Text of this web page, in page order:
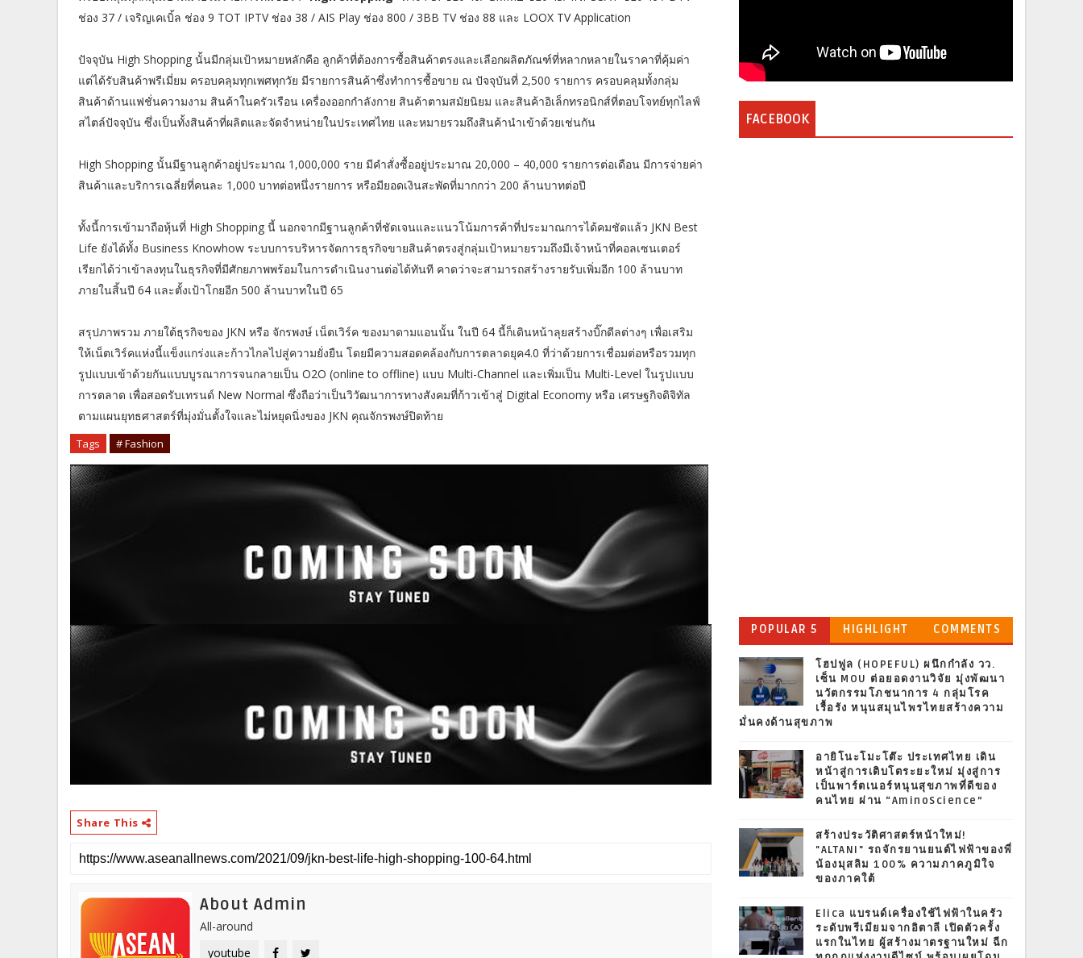
ช่อง 37 / เจริญเคเบิ้ล ช่อง 9 TOT IPTV ช่อง 38 / AIS Play ช่อง 800 / 3BB TV ช่อง 88 และ LOOX TV Application
ปัจจุบัน High Shopping นั้นมีกลุ่มเป้าหมายหลักคือ ลูกค้าที่ต้องการซื้อสินค้าตรงและเลือกผลิตภัณฑ์ที่หลากหลายในราคาที่คุ้มค่า
แต่ได้รับสินค้าพรีเมี่ยม ครอบคลุมทุกเพศทุกวัย มีรายการสินค้าซึ่งทำการซื้อขาย ณ ปัจจุบันที่ 2,500 รายการ ครอบคลุมทั้งกลุ่ม
สินค้าด้านแฟชั่นความงาม สินค้าในครัวเรือน เครื่องออกกำลังกาย สินค้าตามสมัยนิยม และสินค้าอิเล็กทรอนิกส์ที่ตอบโจทย์ทุกไลฟ์
สไตล์ปัจจุบัน ซึ่งเป็นทั้งสินค้าที่ผลิตและจัดจำหน่ายในประเทศไทย และหมายรวมถึงสินค้านำเข้าด้วยเช่นกัน
High Shopping นั้นมีฐานลูกค้าอยู่ประมาณ 1,000,000 ราย มีคำสั่งซื้ออยู่ประมาณ 20,000 – 40,000 รายการต่อเดือน มีการจ่ายค่า
สินค้าและบริการเฉลี่ยที่คนละ 1,000 บาทต่อหนึ่งรายการ หรือมียอดเงินสะพัดที่มากกว่า 200 ล้านบาทต่อปี
ทั้งนี้การเข้ามาถือหุ้นที่ High Shopping นี้ นอกจากมีฐานลูกค้าที่ชัดเจนและแนวโน้มการค้าที่ประมาณการได้คมชัดแล้ว JKN Best
Life ยังได้ทั้ง Business Knowhow ระบบการบริหารจัดการธุรกิจขายสินค้าตรงสู่กลุ่มเป้าหมายรวมถึงมีเจ้าหน้าที่คอลเซนเตอร์
เรียกได้ว่าเข้าลงทุนในธุรกิจที่มีศักยภาพพร้อมในการดำเนินงานต่อได้ทันที คาดว่าจะสามารถสร้างรายรับเพิ่มอีก 100 ล้านบาท
ภายในสิ้นปี 64 และตั้งเป้าโกยอีก 500 ล้านบาทในปี 65
สรุปภาพรวม ภายใต้ธุรกิจของ JKN หรือ จักรพงษ์ เน็ตเวิร์ค ของมาดามแอนนั้น ในปี 64 นี้ก็เดินหน้าลุยสร้างบิ๊กดีลต่างๆ เพื่อเสริม
ให้เน็ตเวิร์คแห่งนี้แข็งแกร่งและก้าวไกลไปสู่ความยั่งยืน โดยมีความสอดคล้องกับการตลาดยุค4.0 ที่ว่าด้วยการเชื่อมต่อหรือรวมทุก
รูปแบบเข้าด้วยกันแบบบูรณาการจนกลายเป็น O2O (online to offline) แบบ Multi-Channel และเพิ่มเป็น Multi-Level ในรูปแบบ
การตลาด เพื่อสอดรับเทรนด์ New Normal ซึ่งถือว่าเป็นวิวัฒนาการทางสังคมที่ก้าวเข้าสู่ Digital Economy หรือ เศรษฐกิจดิจิทัล
ตามแผนยุทธศาสตร์ที่มุ่งมั่นตั้งใจและไม่หยุดนิ่งของ JKN คุณจักรพงษ์ปิดท้าย
Tags # Fashion
Share This
About Admin
All-around
youtube
FACEBOOK
POPULAR 5 HIGHLIGHT COMMENTS
โฮปฟูล (HOPEFUL) ผนึกกำลัง วว.
เซ็น MOU ต่อยอดงานวิจัย มุ่งพัฒนา
นวัตกรรมโภชนาการ 4 กลุ่มโรค
เรื้อรัง หนุนสมุนไพรไทยสร้างความ
มั่นคงด้านสุขภาพ
อายิโนะโมะโต๊ะ ประเทศไทย เดิน
หน้าสู่การเติบโตระยะใหม่ มุ่งสู่การ
เป็นพาร์ตเนอร์หนุนสุขภาพที่ดีของ
คนไทย ผ่าน “AminoScience”
สร้างประวัติศาสตร์หน้าใหม่!
"ALTANI" รถจักรยานยนต์ไฟฟ้าของพี่
น้องมุสลิม 100% ความภาคภูมิใจ
ของภาคใต้
Elica แบรนด์เครื่องใช้ไฟฟ้าในครัว
ระดับพรีเมียมจากอิตาลี เปิดตัวครั้ง
แรกในไทย ผู้สร้างมาตรฐานใหม่ ฉีก